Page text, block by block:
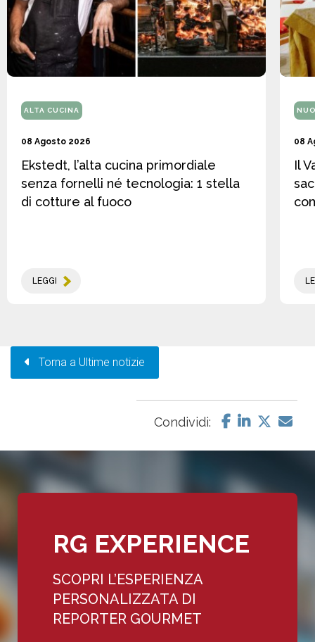
ALTA CUCINA
08 Agosto 2026
Ekstedt, l’alta cucina primordiale
senza fornelli né tecnologia: 1 stella
di cotture al fuoco
LEGGI
08
Il
Torna a Ultime notizie
Condividi:
RG EXPERIENCE
SCOPRI L’ESPERIENZA
PERSONALIZZATA DI
REPORTER GOURMET